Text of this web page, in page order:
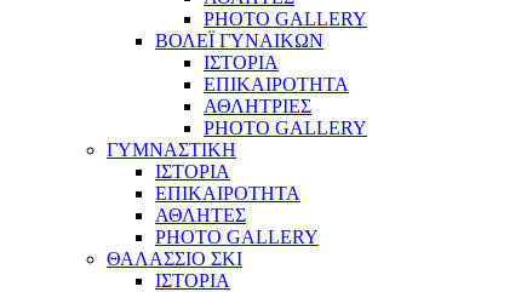
PHOTO GALLERY
ΒΟΛΕΪ ΓΥΝΑΙΚΩΝ
ΙΣΤΟΡΙΑ
ΕΠΙΚΑΙΡΟΤΗΤΑ
ΑΘΛΗΤΡΙΕΣ
PHOTO GALLERY
ΓΥΜΝΑΣΤΙΚΗ
ΙΣΤΟΡΙΑ
ΕΠΙΚΑΙΡΟΤΗΤΑ
ΑΘΛΗΤΕΣ
PHOTO GALLERY
ΘΑΛΑΣΣΙΟ ΣΚΙ
ΙΣΤΟΡΙΑ